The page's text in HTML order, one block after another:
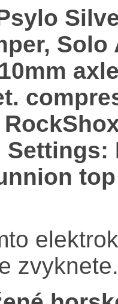
Solo
zvyknete.